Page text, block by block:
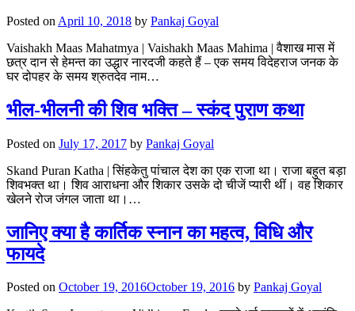
Posted on April 10, 2018 by Pankaj Goyal
Vaishakh Maas Mahatmya | Vaishakh Maas Mahima | वैशाख मास में
छत्र दान से हेमन्त का उद्धार नारदजी कहते हैं – एक समय विदेहराज जनक के
घर दोपहर के समय श्रुतदेव नाम…
भील-भीलनी की शिव भक्ति – स्कंद पुराण कथा
Posted on July 17, 2017 by Pankaj Goyal
Skand Puran Katha | सिंहकेतु पांचाल देश का एक राजा था। राजा बहुत बड़ा
शिवभक्त था। शिव आराधना और शिकार उसके दो चीजें प्यारी थीं। वह शिकार
खेलने रोज जंगल जाता था।…
जानिए क्या है कार्तिक स्नान का महत्व, विधि और
फायदे
Posted on October 19, 2016October 19, 2016 by Pankaj Goyal